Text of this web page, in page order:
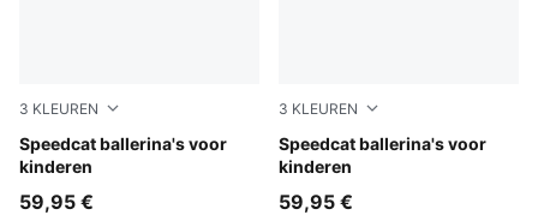
3 KLEUREN
Speedcat ballerina's voor
kinderen
PUMA Black-PUMA White-Warm White
59,95 €
3 KLEUREN
Speedcat ballerina's voor
kinderen
Pink Shimmer-PUMA White
59,95 €